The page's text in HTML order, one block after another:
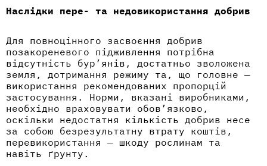
Наслідки пере- та недовикористання добрив
Для повноцінного засвоєння добрив
позакореневого підживлення потрібна
відсутність бур’янів, достатньо зволожена
земля , дотримання режиму та, що головне —
використання рекомендованих пропорцій
застосування. Норми, вказані виробниками,
необхідно враховувати обов’язково,
оскільки недостатня кількість добрив несе
за собою безрезультатну втрату коштів,
перевикористання — шкоду рослинам та
навіть ґрунту.